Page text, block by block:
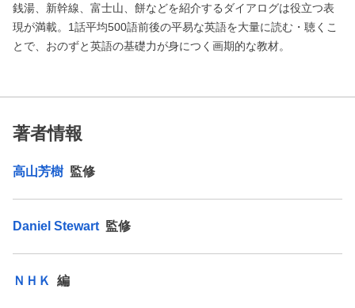
銭湯、新幹線、富士山、餅などを紹介するダイアログは役立つ表
現が満載。1話平均500語前後の平易な英語を大量に読む・聴くこ
とで、おのずと英語の基礎力が身につく画期的な教材。
著者情報
高山芳樹 監修
Daniel Stewart 監修
ＮＨＫ 編